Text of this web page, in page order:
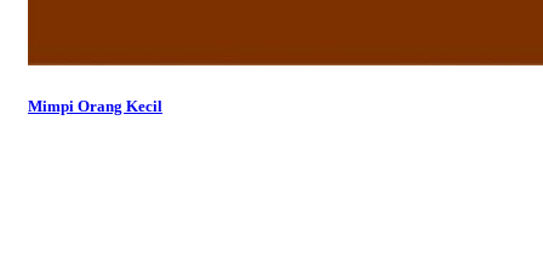
Mimpi Orang Kecil